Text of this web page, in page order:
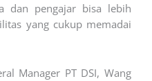
dan pengajar bisa lebih
yang cukup memadai
Manager PT DSI, Wang